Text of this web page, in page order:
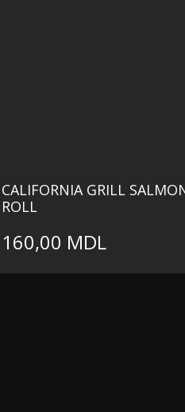
CALIFORNIA GRILL
ROLL
160,00 MDL